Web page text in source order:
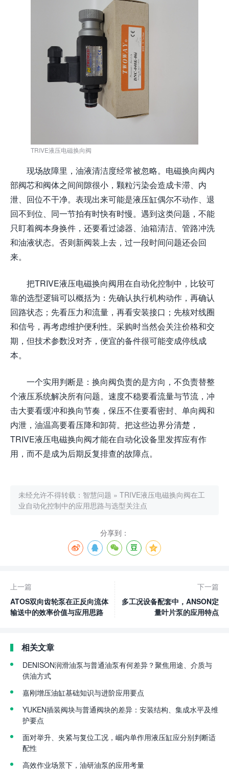
TRIVE液压电磁换向阀
现场故障里，油液清洁度经常被忽略。电磁换向阀内
部阀芯和阀体之间间隙很小，颗粒污染会造成卡滞、内
泄、回位不干净。表现出来可能是液压缸偶尔不动作、退
回不到位、同一节拍有时快有时慢。遇到这类问题，不能
只盯着阀本身换件，还要看过滤器、油箱清洁、管路冲洗
和油液状态。否则新阀装上去，过一段时间问题还会回
来。
把TRIVE液压电磁换向阀用在自动化控制中，比较可
靠的选型逻辑可以概括为：先确认执行机构动作，再确认
回路状态；先看压力和流量，再看安装接口；先核对线圈
和信号，再考虑维护便利性。采购时当然会关注价格和交
期，但技术参数没对齐，便宜的备件很可能变成停线成
本。
一个实用判断是：换向阀负责的是方向，不负责替整
个液压系统解决所有问题。速度不稳要看流量与节流，冲
击大要看缓冲和换向节奏，保压不住要看密封、单向阀和
内泄，油温高要看压降和卸荷。把这些边界分清楚，
TRIVE液压电磁换向阀才能在自动化设备里发挥应有作
用，而不是成为后期反复排查的故障点。
未经允许不得转载： 智慧问题 » TRIVE液压电磁换向阀在工
业自动化控制中的应用思路与选型关注点
分享到：
上一篇
ATOS双向齿轮泵在正反向流体
输送中的效率价值与应用思路
下一篇
多工况设备配套中，ANSON定
量叶片泵的应用特点
相关文章
DENISON润滑油泵与普通油泵有何差异？聚焦用途、介质与
供油方式
嘉刚增压油缸基础知识与进阶应用要点
YUKEN插装阀块与普通阀块的差异：安装结构、集成水平及维
护要点
面对举升、夹紧与复位工况，崛内单作用液压缸应分别判断适
配性
高效作业场景下，油研油泵的应用考量